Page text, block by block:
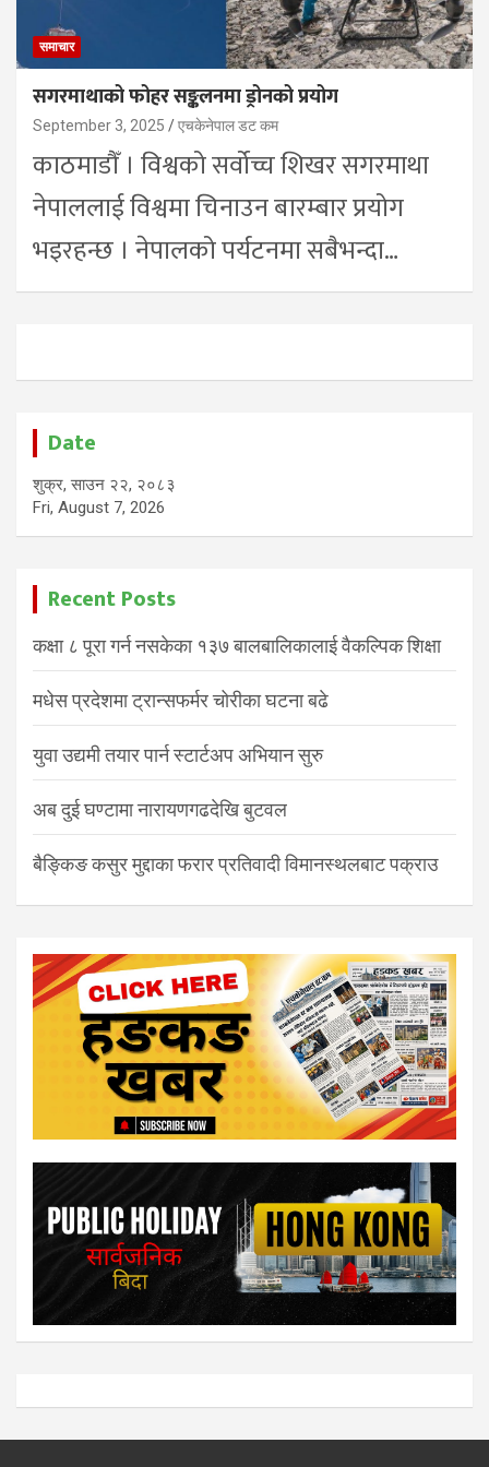
समाचार
सगरमाथाको फोहर सङ्कलनमा ड्रोनको प्रयोग
September 3, 2025 एचकेनेपाल डट कम
काठमाडौँ । विश्वको सर्वोच्च शिखर सगरमाथा
नेपाललाई विश्वमा चिनाउन बारम्बार प्रयोग
भइरहन्छ । नेपालको पर्यटनमा सबैभन्दा…
Date
शुक्र, साउन २२, २०८३
Fri, August 7, 2026
Recent Posts
कक्षा ८ पूरा गर्न नसकेका १३७ बालबालिकालाई वैकल्पिक शिक्षा
मधेस प्रदेशमा ट्रान्सफर्मर चोरीका घटना बढे
युवा उद्यमी तयार पार्न स्टार्टअप अभियान सुरु
अब दुई घण्टामा नारायणगढदेखि बुटवल
बैङ्किङ कसुर मुद्दाका फरार प्रतिवादी विमानस्थलबाट पक्राउ